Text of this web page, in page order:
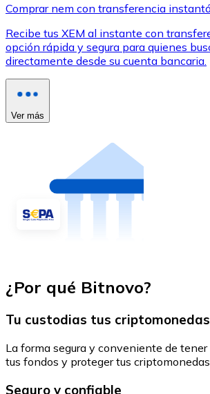
Comprar nem con transferencia
Recibe tus XEM al instante con
opción rápida y segura para quienes
directamente desde su cuenta bancaria.
Ver más
¿Por qué Bitnovo?
Tu custodias tus criptomonedas
La forma segura y conveniente de
tus fondos y proteger tus
Seguro y confiable